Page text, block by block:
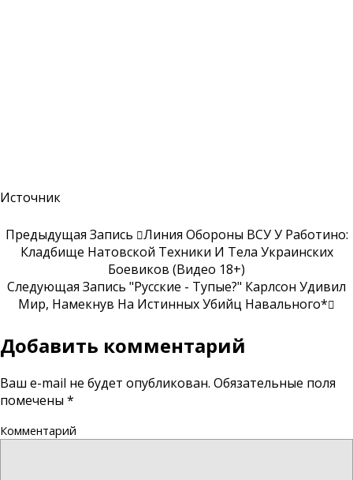
Источник
Предыдущая Запись
Линия Обороны ВСУ У Работино:
Кладбище Натовской Техники И Тела Украинских
Боевиков (Видео 18+)
Следующая Запись "Русские - Тупые?" Карлсон Удивил
Мир, Намекнув На Истинных Убийц Навального*
Добавить комментарий
Ваш e-mail не будет опубликован. Обязательные поля
помечены *
Комментарий